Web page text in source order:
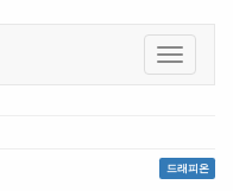
드래피온